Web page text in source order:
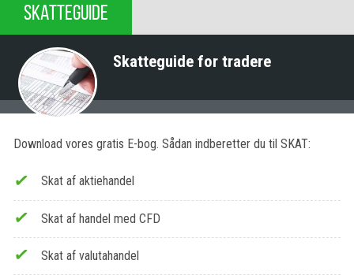
SKATTEGUIDE
Skatteguide for tradere
Download vores gratis E-bog. Sådan indberetter du til SKAT:
Skat af aktiehandel
Skat af handel med CFD
Skat af valutahandel